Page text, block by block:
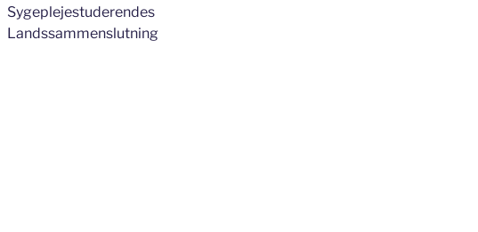
Sygeplejestuderendes
Landssammenslutning